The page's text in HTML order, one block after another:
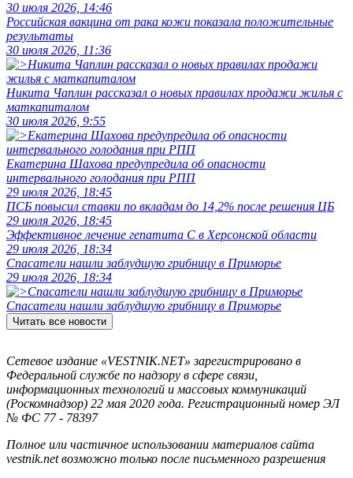
30 июля 2026, 14:46
Российская вакцина от рака кожи показала положительные
результаты
30 июля 2026, 11:36
Никита Чаплин рассказал о новых правилах продажи жилья с
маткапиталом
30 июля 2026, 9:55
Екатерина Шахова предупредила об опасности
интервального голодания при РПП
29 июля 2026, 18:45
ПСБ повысил ставки по вкладам до 14,2% после решения ЦБ
29 июля 2026, 18:45
Эффективное лечение гепатита C в Херсонской области
29 июля 2026, 18:34
Спасатели нашли заблудшую грибницу в Приморье
29 июля 2026, 18:34
Спасатели нашли заблудшую грибницу в Приморье
Читать все новости
Сетевое издание «VESTNIK.NET» зарегистрировано в
Федеральной службе по надзору в сфере связи,
информационных технологий и массовых коммуникаций
(Роскомнадзор) 22 мая 2020 года. Регистрационный номер ЭЛ
№ ФС 77 - 78397
Полное или частичное использовании материалов сайта
vestnik.net возможно только после письменного разрешения